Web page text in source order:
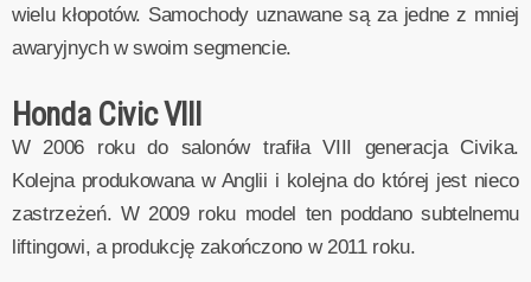
wielu kłopotów. Samochody uznawane są za jedne z mniej
awaryjnych w swoim segmencie.
Honda Civic VIII
W 2006 roku do salonów trafiła VIII generacja Civika.
Kolejna produkowana w Anglii i kolejna do której jest nieco
zastrzeżeń. W 2009 roku model ten poddano subtelnemu
liftingowi, a produkcję zakończono w 2011 roku.